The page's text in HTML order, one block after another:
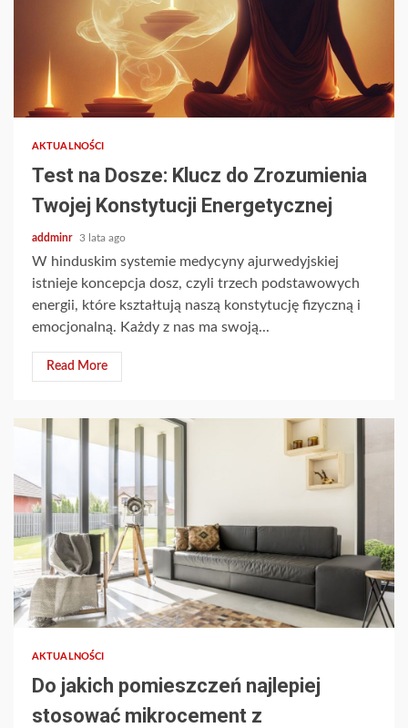
AKTUALNOŚCI
Test na Dosze: Klucz do Zrozumienia
Twojej Konstytucji Energetycznej
addminr 3 lata ago
W hinduskim systemie medycyny ajurwedyjskiej
istnieje koncepcja dosz, czyli trzech podstawowych
energii, które kształtują naszą konstytucję fizyczną i
emocjonalną. Każdy z nas ma swoją...
Read More
AKTUALNOŚCI
Do jakich pomieszczeń najlepiej
stosować mikrocement z